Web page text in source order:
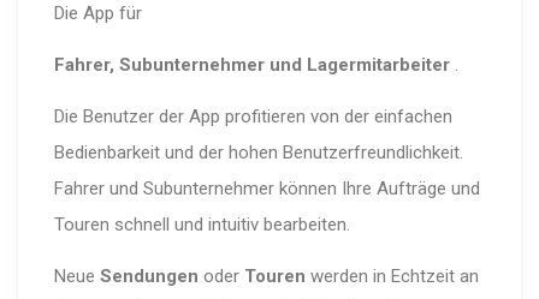
Die App für
Fahrer, Subunternehmer und Lagermitarbeiter.
Die Benutzer der App profitieren von der einfachen
Bedienbarkeit und der hohen Benutzerfreundlichkeit.
Fahrer und Subunternehmer können Ihre Aufträge und
Touren schnell und intuitiv bearbeiten.
Neue Sendungen oder Touren werden in Echtzeit an